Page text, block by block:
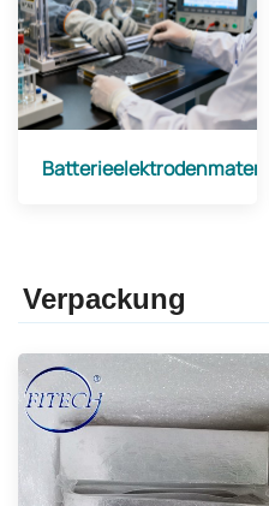
Batterieelektrodenmaterial
Verpackung